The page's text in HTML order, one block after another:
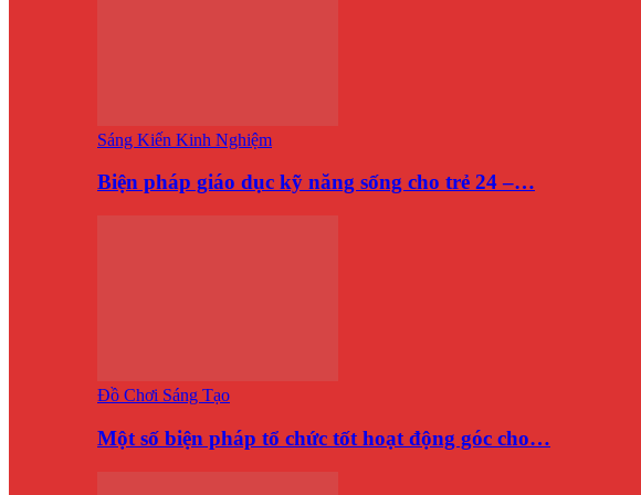
Sáng Kiến Kinh Nghiệm
Biện pháp giáo dục kỹ năng sống cho trẻ 24 –…
Đồ Chơi Sáng Tạo
Một số biện pháp tổ chức tốt hoạt động góc cho…